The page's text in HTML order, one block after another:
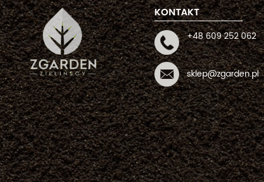
KONTAKT
+48 609 252 062
sklep@zgarden.pl